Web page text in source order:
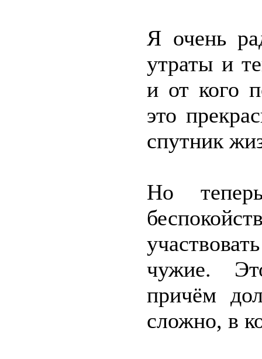
Я очень
утраты и
и от кого
это
спутник
Но
чужие.
причём
сложно, в